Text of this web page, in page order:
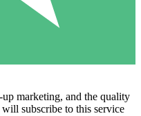
marketing, and the quality
subscribe to this service